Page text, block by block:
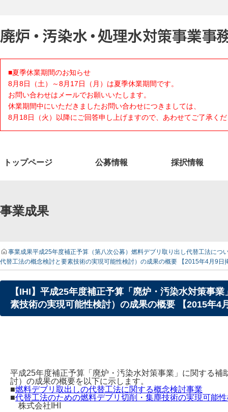
■夏季休業期間のお知らせ
8月8日（土）～8月17日（月）は夏季休業期間です。
お問い合わせはメールでお願いいたします。
休業期間中にいただきましたお問い合わせにつきましては、
8月18日（火）以降にご回答申し上げますので、あわせてご了承く
トップページ 公募情報 採択情報
事業成果
事業成果平成25年度補正予算（第八次公募）燃料デブリ取り出し代替工法につ
代替工法の概念検討と要素技術の実現可能性検討）の成果の概要 【2015年4月9日
【IHI】平成25年度補正予算「廃炉・汚染水対策事
素技術の実現可能性検討）の成果の概要 【2015年4
平成25年度補正予算「廃炉・汚染水対策事業」に関する
討）の成果の概要を以下に示します。
■燃料デブリ取出しの代替工法に関する概念検討事業
■代替工法のための燃料デブリ切削・集塵技術の実現可能
株式会社IHI